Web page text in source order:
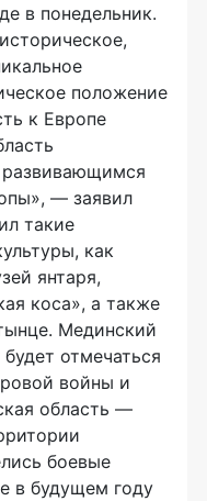
в понедельник.
положение
к Европе
развивающимся
— заявил
такие
как
янтаря,
коса», а также
Мединский
отмечаться
войны и
область —
боевые
в будущем году